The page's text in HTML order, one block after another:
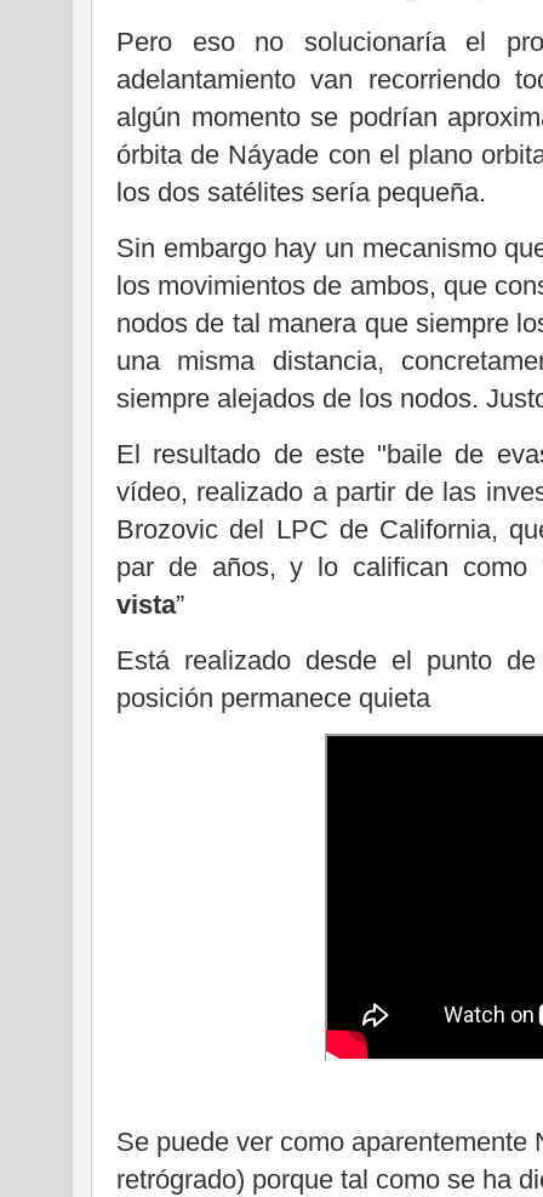
Pero eso no solucionaría el
adelantamiento van recorriendo
algún momento se podrían
órbita de Náyade con el plano
los dos satélites sería pequeña.
Sin embargo hay un mecanismo
los movimientos de ambos, que
nodos de tal manera que siempre
una misma distancia,
siempre alejados de los nodos.
El resultado de este "baile de
vídeo, realizado a partir de las
Brozovic del LPC de California,
par de años, y lo califican como
vista”
Está realizado desde el punto
posición permanece quieta
Se puede ver como aparentemente
retrógrado) porque tal como se ha